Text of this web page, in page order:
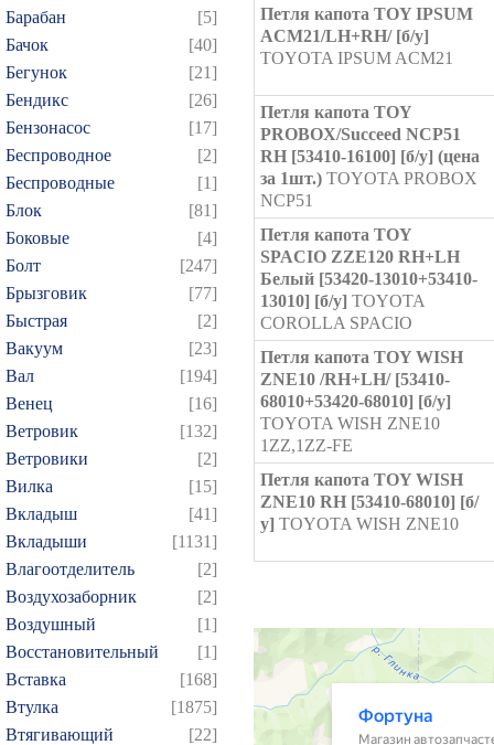
Барабан
[5]
Бачок
[40]
Бегунок
[21]
Бендикс
[26]
Бензонасос
[17]
Беспроводное
[2]
Беспроводные
[1]
Блок
[81]
Боковые
[4]
Болт
[247]
Брызговик
[77]
Быстрая
[2]
Вакуум
[23]
Вал
[194]
Венец
[16]
Ветровик
[132]
Ветровики
[2]
Вилка
[15]
Вкладыш
[41]
Вкладыши
[1131]
Влагоотделитель
[2]
Воздухозаборник
[2]
Воздушный
[1]
Восстановительный
[1]
Вставка
[168]
Втулка
[1875]
Втягивающий
[22]
Петля капота TOY IPSUM
ACM21/LH+RH/ [б/у]
TOYOTA IPSUM ACM21
Петля капота TOY
PROBOX/Succeed NCP51
RH [53410-16100] [б/у] (цена
за 1шт.) TOYOTA PROBOX
NCP51
Петля капота TOY
SPACIO ZZE120 RH+LH
Белый [53420-13010+53410-
13010] [б/у] TOYOTA
COROLLA SPACIO
Петля капота TOY WISH
ZNE10 /RH+LH/ [53410-
68010+53420-68010] [б/у]
TOYOTA WISH ZNE10
1ZZ,1ZZ-FE
Петля капота TOY WISH
ZNE10 RH [53410-68010] [б/
у] TOYOTA WISH ZNE10